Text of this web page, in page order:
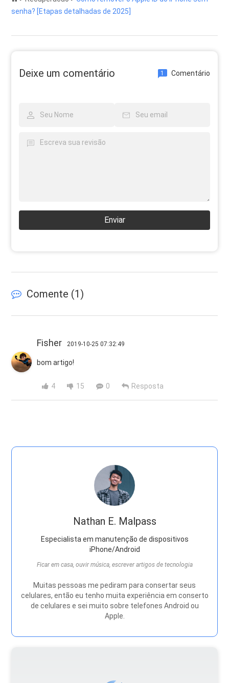
senha? [Etapas detalhadas de 2025]
Deixe um comentário 1 Comentário
Enviar
Comente (1)
Fisher 2019-10-25 07:32:49
bom artigo!
4 15 0 Resposta
Nathan E. Malpass
Especialista em manutenção de dispositivos
iPhone/Android
Ficar em casa, ouvir música, escrever artigos de tecnologia
Muitas pessoas me pediram para consertar seus
celulares, então eu tenho muita experiência em conserto
de celulares e sei muito sobre telefones Android ou
Apple.